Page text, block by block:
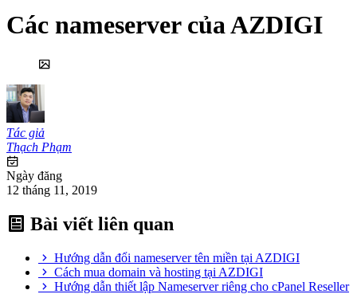
Các nameserver của AZDIGI
Tác giả
Thạch Phạm
Ngày đăng
12 tháng 11, 2019
Bài viết liên quan
Hướng dẫn đổi nameserver tên miền tại AZDIGI
Cách mua domain và hosting tại AZDIGI
Hướng dẫn thiết lập Nameserver riêng cho cPanel Reseller